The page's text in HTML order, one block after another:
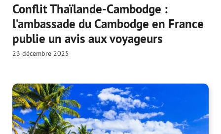
Conflit Thaïlande-Cambodge :
l’ambassade du Cambodge en France
publie un avis aux voyageurs
23 décembre 2025